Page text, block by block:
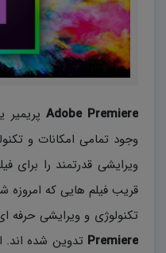
Adobe Premiere
وجود تمامی امکانات و
ویرایشی قدرتمند را برای
قریب فیلم هایی که امروزه
تکنولوژی و ویرایشی حرفه
Premiere تدوین شده اند.